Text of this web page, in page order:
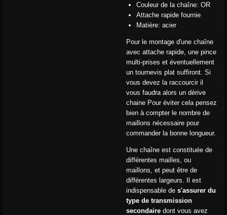
Couleur de la chaîne: OR
Attache rapide fournie
Matière: acier
Pour le montage d'une chaîne
avec attache rapide, une pince
multi-prises et éventuellement
un tournevis plat suffiront. Si
vous devez la raccourcir il
vous faudra alors un dérive
chaine Pour éviter cela pensez
bien à compter le nombre de
maillons nécessaire pour
commander la bonne longueur.
Une chaîne est constituée de
différentes mailles, ou
maillons, et peut être de
différentes largeurs. Il est
indispensable de s'assurer du
type de transmission
secondaire dont vous avez